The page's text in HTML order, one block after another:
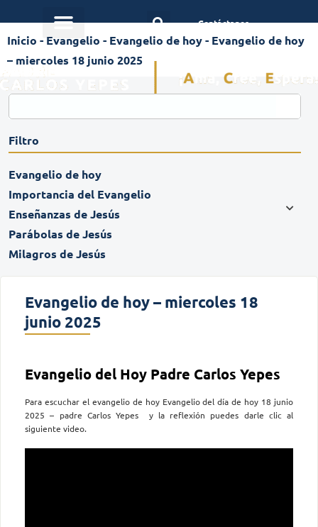
Contáctanos
Inicio - Evangelio - Evangelio de hoy- Evangelio de hoy
– miercoles 18 junio 2025
Filtro
Evangelio de hoy
Importancia del Evangelio
Enseñanzas de Jesús
Parábolas de Jesús
Milagros de Jesús
Evangelio de hoy – miercoles 18
junio 2025
Evangelio del Hoy Padre Carlos Yepes
Para escuchar el evangelio de hoy Evangelio del día de hoy 18 junio
2025 – padre Carlos Yepes y la reflexión puedes darle clic al
siguiente video.